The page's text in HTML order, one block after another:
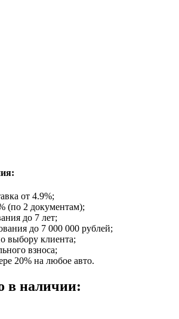
от 4.9%;
(по 2 документам);
до 7 лет;
до 7 000 000 рублей;
выбору клиента;
взноса;
20% на любое авто.
в наличии: